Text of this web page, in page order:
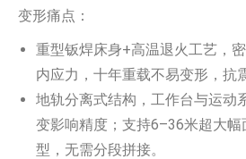
变形痛点：
重型钣焊床身+高温退火工艺，
内应力，十年重载不易变形，抗
地轨分离式结构，工作台与运动
变影响精度；支持6–36米超大
型，无需分段拼接。